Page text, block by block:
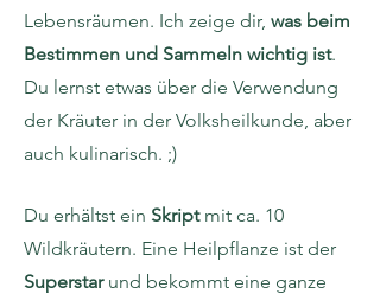
Lebensräumen. Ich zeige dir, was beim
Bestimmen und Sammeln wichtig ist.
Du lernst etwas über die Verwendung
der Kräuter in der Volksheilkunde, aber
auch kulinarisch. ;)
Du erhältst ein Skriptmit ca. 10
Wildkräutern. Eine Heilpflanze ist der
Superstarund bekommt eine ganze